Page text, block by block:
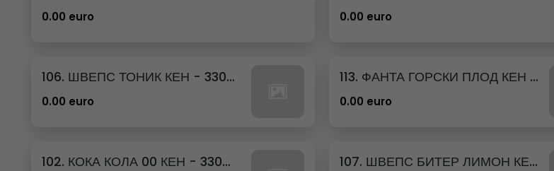
0.00 euro 0.00 euro
106. ШВЕПС ТОНИК КЕН - 330МЛ.
0.00 euro
113. ФАНТА ГОРСКИ ПЛОД КЕН - 330МЛ.
0.00 euro
102. КОКА КОЛА 00 КЕН - 330МЛ. 107. ШВЕПС БИТЕР ЛИМОН КЕН - 330МЛ.